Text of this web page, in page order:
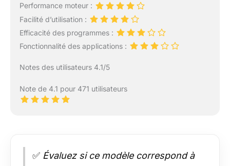
pour le sprint et le
jogging. Il supporte
jusqu'à 136 kg, solide
et durable. Avec 12
modes préréglés,
et support pour
combine sport et
Performance moteur :
Facilité d’utilisation :
Efficacité des programmes :
Fonctionnalité des applications :
Notes des utilisateurs 4.1/5
Note de 4.1 pour 471 utilisateurs
✅ Évaluez si ce modèle correspond à